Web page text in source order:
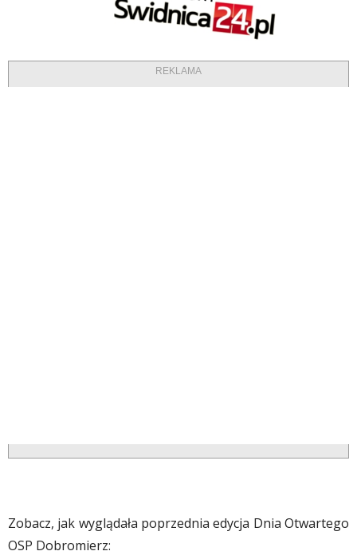
REKLAMA
Zobacz, jak wyglądała poprzednia edycja Dnia Otwartego
OSP Dobromierz: